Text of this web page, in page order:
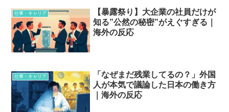
仕事・キャリア
【暴露祭り】大企業の社員だけが
知る”公然の秘密”がえぐすぎる｜
海外の反応
仕事・キャリア
「なぜまだ残業してるの？」外国
人が本気で議論した日本の働き方
｜海外の反応